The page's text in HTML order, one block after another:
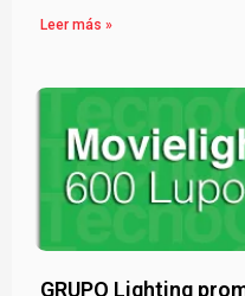
Leer más »
GRUPO Lighting